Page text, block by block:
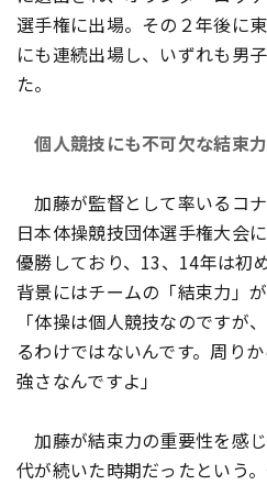
選手権に出場。その２年後に
にも連続出場し、いずれも男
た。
個人競技にも不可欠な結束力
加藤が監督として率いるコ
日本体操競技団体選手権大会
優勝しており、13、14年は初
背景にはチームの「結束力」
「体操は個人競技なのですが
るわけではないんです。周り
強さなんですよ」
加藤が結束力の重要性を感
代が続いた時期だったという